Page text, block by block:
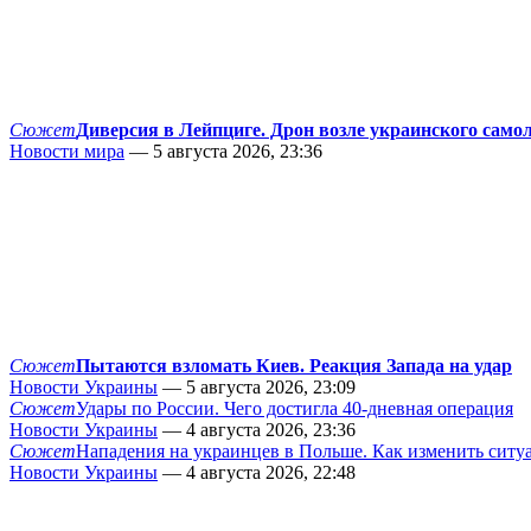
СюжетДиверсия в Лейпциге. Дрон возле украинского
Новости мира — 5 августа 2026, 23:36
СюжетПытаются взломать Киев. Реакция Запада на удар
Новости Украины — 5 августа 2026, 23:09
СюжетУдары по России. Чего достигла 40-дневная операция
Новости Украины — 4 августа 2026, 23:36
СюжетНападения на украинцев в Польше. Как изменить
Новости Украины — 4 августа 2026, 22:48